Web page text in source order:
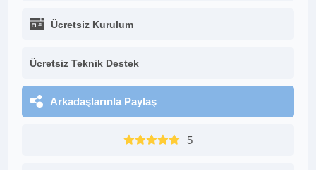
Ücretsiz Kurulum
Ücretsiz Teknik Destek
Arkadaşlarınla Paylaş
5